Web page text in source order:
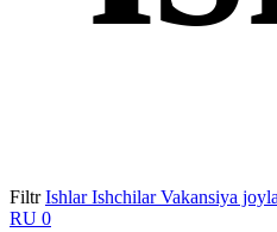
Filtr Ishlar Ishchilar Vakansiya
RU 0